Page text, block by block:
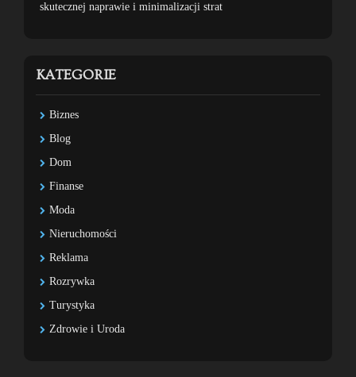
skutecznej naprawie i minimalizacji strat
KATEGORIE
Biznes
Blog
Dom
Finanse
Moda
Nieruchomości
Reklama
Rozrywka
Turystyka
Zdrowie i Uroda